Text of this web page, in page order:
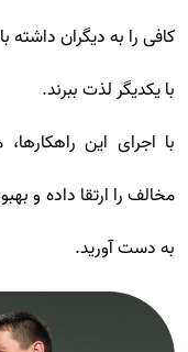
کافی را به دیگران داشته
با یکدیگر لذت ببرند.
با اجرای این
مخالف را ارتقا داده و
به دست آورید.